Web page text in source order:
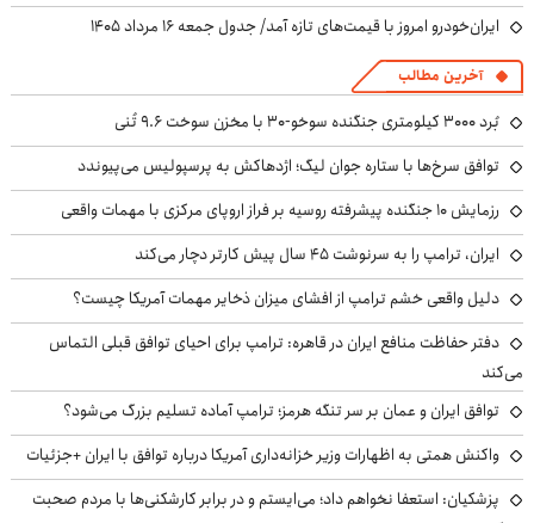
ایران‌خودرو امروز با قیمت‌های تازه آمد/ جدول جمعه ۱۶ مرداد ۱۴۰۵
آخرین مطالب
بُرد ۳۰۰۰ کیلومتری جنگنده سوخو-۳۰ با مخزن سوخت ۹.۶ تُنی
توافق سرخ‌ها با ستاره جوان لیگ؛ اژدهاکش به پرسپولیس می‌پیوندد
رزمایش ۱۰ جنگنده پیشرفته روسیه بر فراز اروپای مرکزی با مهمات واقعی
ایران، ترامپ را به سرنوشت ۴۵ سال پیش کارتر دچار می‌کند
دلیل واقعی خشم ترامپ از افشای میزان ذخایر مهمات آمریکا چیست؟
دفتر حفاظت منافع ایران در قاهره: ترامپ برای احیای توافق قبلی التماس
می‌کند
توافق ایران و عمان بر سر تنگه هرمز؛ ترامپ آماده تسلیم بزرگ می‌شود؟
واکنش همتی به اظهارات وزیر خزانه‌داری آمریکا درباره توافق با ایران +جزئیات
پزشکیان: استعفا نخواهم داد؛ می‌ایستم و در برابر کارشکنی‌ها با مردم صحبت